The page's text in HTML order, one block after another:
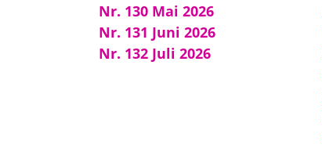
Nr. 130 Mai 2026
Nr. 131 Juni 2026
Nr. 132 Juli 2026